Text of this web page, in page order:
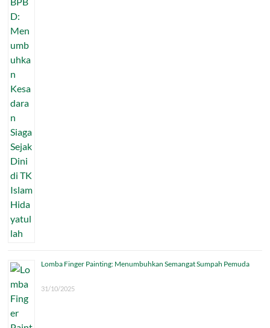
Lomba Finger Painting: Menumbuhkan Semangat Sumpah Pemuda
31/10/2025